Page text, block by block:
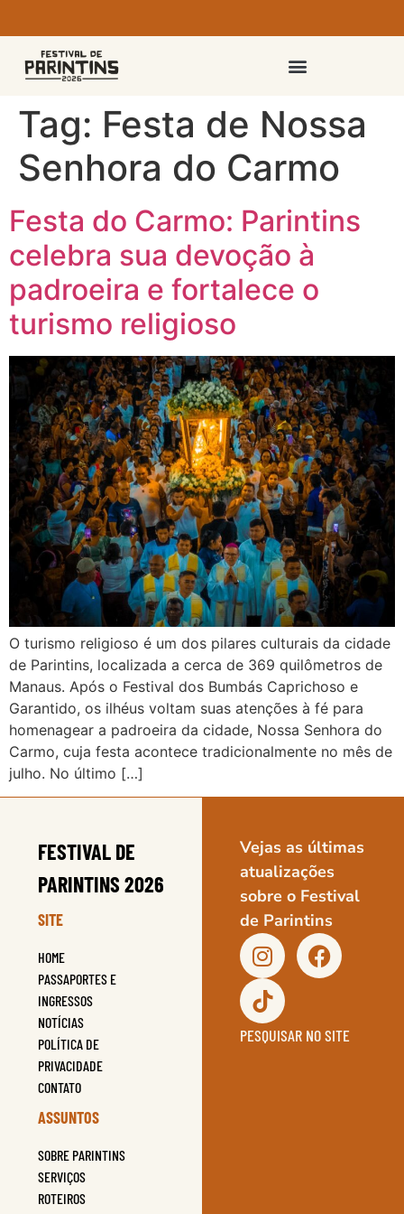
Tag: Festa de Nossa
Senhora do Carmo
Festa do Carmo: Parintins
celebra sua devoção à
padroeira e fortalece o
turismo religioso
O turismo religioso é um dos pilares culturais da cidade
de Parintins, localizada a cerca de 369 quilômetros de
Manaus. Após o Festival dos Bumbás Caprichoso e
Garantido, os ilhéus voltam suas atenções à fé para
homenagear a padroeira da cidade, Nossa Senhora do
Carmo, cuja festa acontece tradicionalmente no mês de
julho. No último […]
FESTIVAL DE
PARINTINS 2026
SITE
HOME
PASSAPORTES E
INGRESSOS
NOTÍCIAS
POLÍTICA DE
PRIVACIDADE
CONTATO
ASSUNTOS
SOBRE PARINTINS
SERVIÇOS
ROTEIROS
Vejas as últimas
atualizações
sobre o Festival
de Parintins
PESQUISAR NO SITE